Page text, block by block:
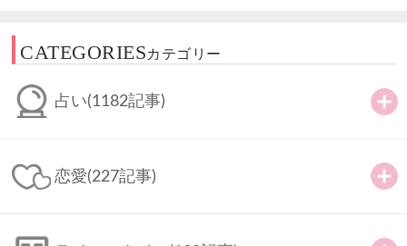
CATEGORIESカテゴリー
占い(1182記事)
恋愛(227記事)